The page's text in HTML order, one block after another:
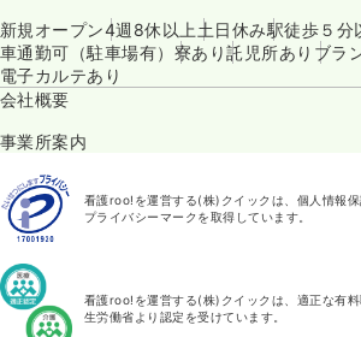
新規オープン4週8休以上 土日休み駅徒歩５分
車通勤可（駐車場有） 寮あり託児所あり ブラ
電子カルテあり
会社概要
事業所案内
看護roo!を運営する(株)クイックは、個人情報
プライバシーマークを取得しています。
看護roo!を運営する(株)クイックは、適正な有
生労働省より認定を受けています。